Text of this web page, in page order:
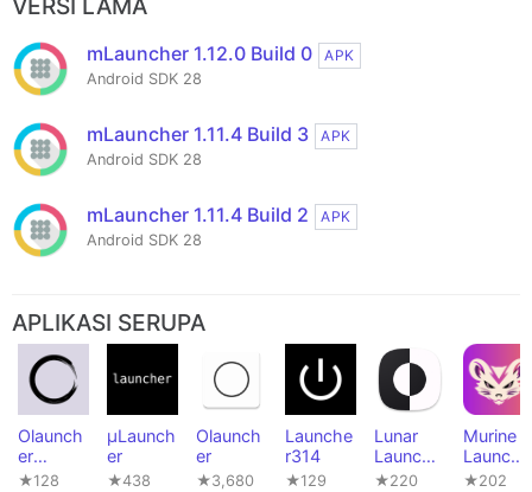
VERSI LAMA
mLauncher 1.12.0 Build 0
APK
Android SDK 28
mLauncher 1.11.4 Build 3
APK
Android SDK 28
mLauncher 1.11.4 Build 2
APK
Android SDK 28
APLIKASI SERUPA
Olaunch
er
Clutter
★128
µLaunch
er
★438
Olaunch
er
★3,680
Launche
r314
★129
Lunar
Launche
r★220
Murine
Launche
r★202